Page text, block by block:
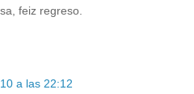
feiz regreso.
a las 22:12